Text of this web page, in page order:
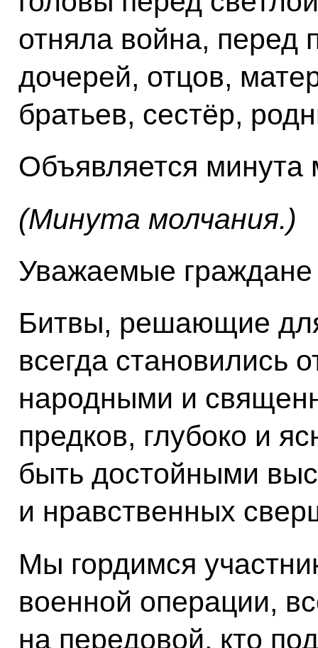
отняла война, перед
дочерей, отцов,
братьев, сестёр,
Объявляется минута
(Минута молчания.)
Уважаемые граждане
Битвы, решающие
всегда становились
народными и
предков, глубоко и
быть достойными
и нравственных
Мы гордимся
военной операции,
на передовой, кто